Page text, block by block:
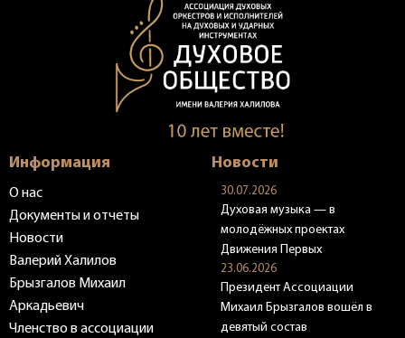
Информация
О нас
Документы и отчеты
Новости
Валерий Халилов
Брызгалов Михаил
Аркадьевич
Членство в ассоциации
Новости
30.07.2026
Духовая музыка — в
молодёжных проектах
Движения Первых
23.06.2026
Президент Ассоциации
Михаил Брызгалов вошёл в
девятый состав